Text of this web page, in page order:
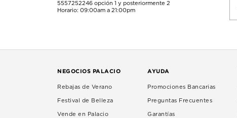
5557252246 opción 1 y posteriormente 2
Horario: 09:00am a 21:00pm
NEGOCIOS PALACIO
Rebajas de Verano
Festival de Belleza
Vende en Palacio
AYUDA
Promociones Bancarias
Preguntas Frecuentes
Garantías